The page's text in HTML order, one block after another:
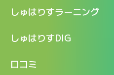
しゅはりすラーニング
特長
料金
しゅはりすDIG
記事一覧
口コミ